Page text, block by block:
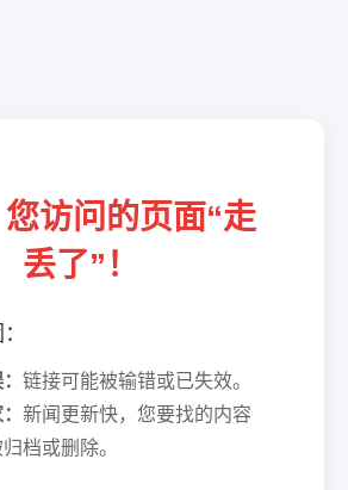
访问的页面“走
丢了”！
链接可能被输错或已失效。
新闻更新快，您要找的内容
档或删除。